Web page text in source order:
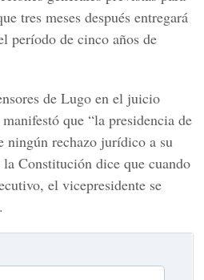
tres meses después entregará
período de cinco años de
de Lugo en el juicio
que “la presidencia de
ningún rechazo jurídico a su
Constitución dice que cuando
el vicepresidente se